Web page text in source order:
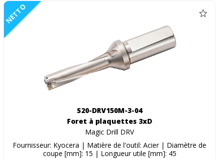
NETTO
S20-DRV150M-3-04
Foret à plaquettes 3xD
Magic Drill DRV
Fournisseur: Kyocera | Matière de l'outil: Acier | Diamètre de
coupe [mm]: 15 | Longueur utile [mm]: 45